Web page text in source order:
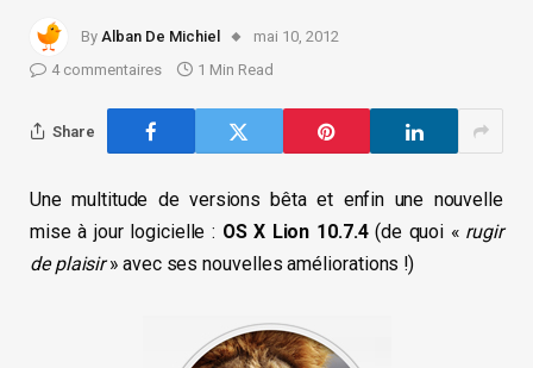
By Alban De Michiel
mai 10, 2012
4 commentaires
1 Min Read
Share
Une multitude de versions bêta et enfin une nouvelle
mise à jour logicielle : OS X Lion 10.7.4(de quoi « rugir
de plaisir» avec ses nouvelles améliorations !)